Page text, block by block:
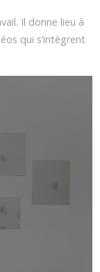
Il donne lieu à
qui s’intègrent